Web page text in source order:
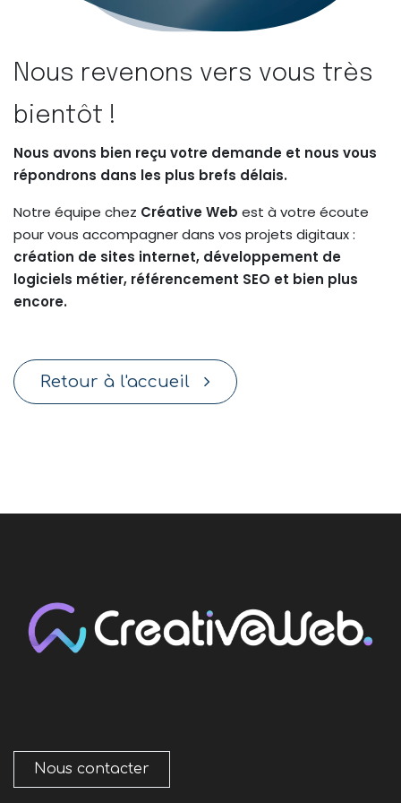
Nous revenons vers vous très
bientôt !
Nous avons bien reçu votre demande et nous vous
répondrons dans les plus brefs délais.
Notre équipe chez Créative Web est à votre écoute
pour vous accompagner dans vos projets digitaux :
création de sites internet, développement de
logiciels métier, référencement SEO et bien plus
encore.
Retour à l'accueil
Nous contacter